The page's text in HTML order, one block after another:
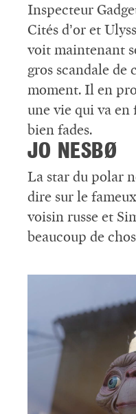
Inspecteur
Cités d’or et
voit maintenant
gros scandale de
moment. Il en
une vie qui va en
bien fades.
JO NESBØ
La star du polar
dire sur le
voisin russe et
beaucoup de